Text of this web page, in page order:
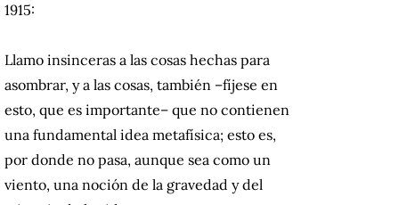
1915:
Llamo insinceras a las cosas hechas para
asombrar, y a las cosas, también –fíjese en
esto, que es importante– que no contienen
una fundamental idea metafísica; esto es,
por donde no pasa, aunque sea como un
viento, una noción de la gravedad y del